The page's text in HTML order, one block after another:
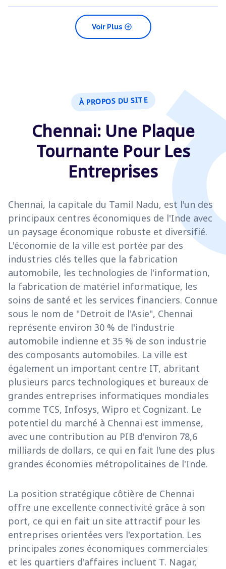
add_circle
Voir Plus
À PROPOS DU SITE
Chennai: Une Plaque
Tournante Pour Les
Entreprises
Chennai, la capitale du Tamil Nadu, est l'un des
principaux centres économiques de l'Inde avec
un paysage économique robuste et diversifié.
L'économie de la ville est portée par des
industries clés telles que la fabrication
automobile, les technologies de l'information,
la fabrication de matériel informatique, les
soins de santé et les services financiers. Connue
sous le nom de "Detroit de l'Asie", Chennai
représente environ 30 % de l'industrie
automobile indienne et 35 % de son industrie
des composants automobiles. La ville est
également un important centre IT, abritant
plusieurs parcs technologiques et bureaux de
grandes entreprises informatiques mondiales
comme TCS, Infosys, Wipro et Cognizant. Le
potentiel du marché à Chennai est immense,
avec une contribution au PIB d'environ 78,6
milliards de dollars, ce qui en fait l'une des plus
grandes économies métropolitaines de l'Inde.
La position stratégique côtière de Chennai
offre une excellente connectivité grâce à son
port, ce qui en fait un site attractif pour les
entreprises orientées vers l'exportation. Les
principales zones économiques commerciales
et les quartiers d'affaires incluent T. Nagar,